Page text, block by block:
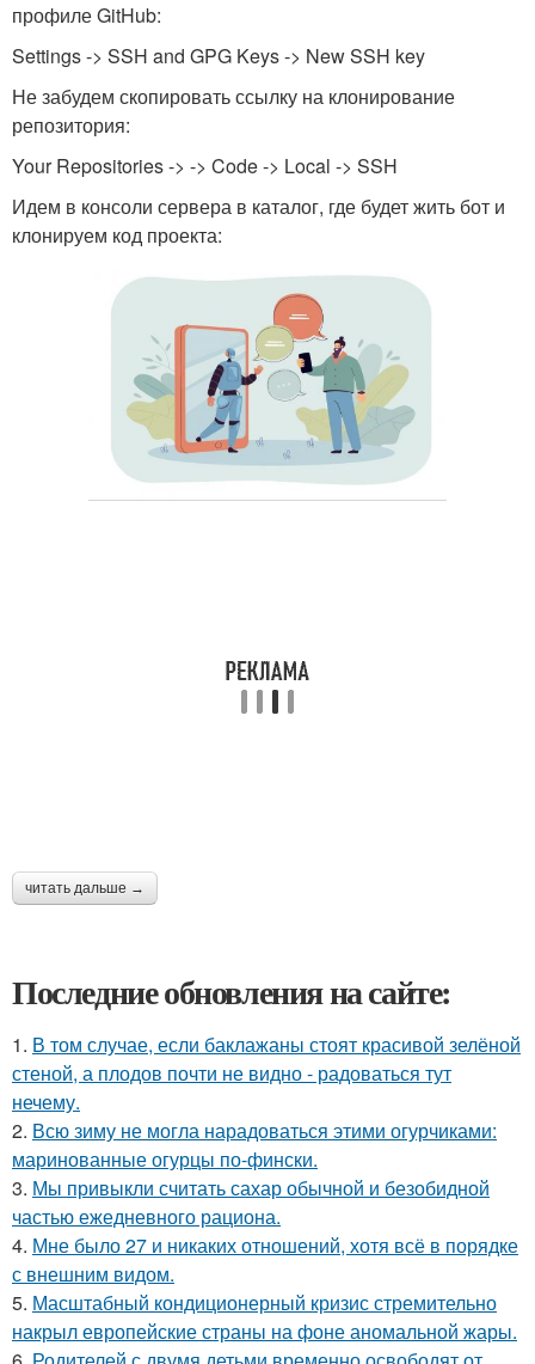
профиле GitHub:
Settings -> SSH and GPG Keys -> New SSH key
Не забудем скопировать ссылку на клонирование
репозитория:
Your Repositories -> -> Code -> Local -> SSH
Идем в консоли сервера в каталог, где будет жить бот и
клонируем код проекта:
читать дальше →
Последние обновления на сайте:
1. В том случае, если баклажаны стоят красивой зелёной
стеной, а плодов почти не видно - радоваться тут
нечему.
2. Всю зиму не могла нарадоваться этими огурчиками:
маринованные огурцы по-фински.
3. Мы привыкли считать сахар обычной и безобидной
частью ежедневного рациона.
4. Мне было 27 и никаких отношений, хотя всё в порядке
с внешним видом.
5. Масштабный кондиционерный кризис стремительно
накрыл европейские страны на фоне аномальной жары.